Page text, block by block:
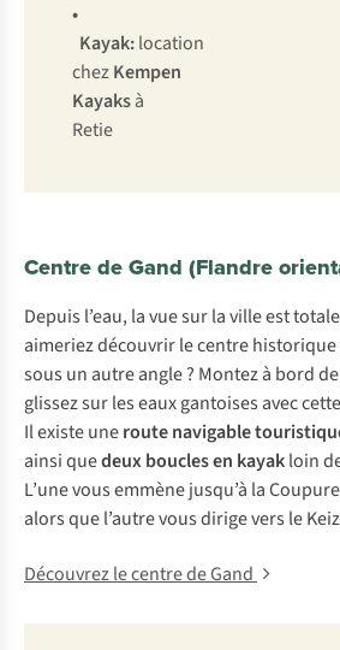
•
Kayak:location
chezKempen
Kayaksà
Retie
Centre de Gand (Flandre
Depuis l’eau, la vue sur la ville est
aimeriez découvrir le centre historique
sous un autre angle ? Montez à bord
glissez sur les eaux gantoises avec cette
Il existe uneroute navigable
ainsi quedeux boucles en kayakloin
L’une vous emmène jusqu’à la
alors que l’autre vous dirige vers le
Découvrez le centre de Gand